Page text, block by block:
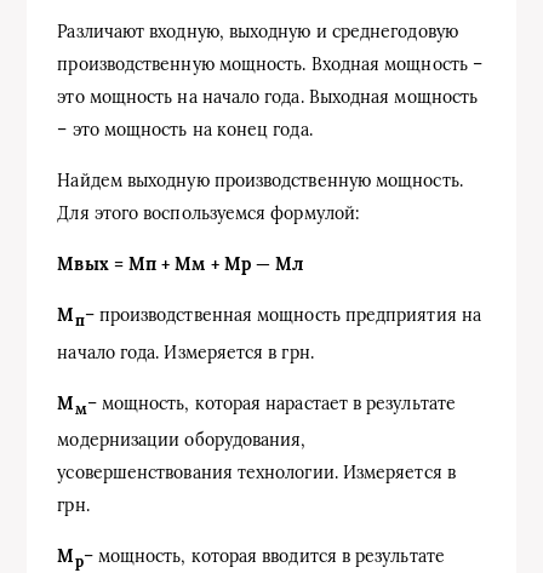
Различают входную, выходную и среднегодовую
производственную мощность. Входная мощность –
это мощность на начало года. Выходная мощность
– это мощность на конец года.
Найдем выходную производственную мощность.
Для этого воспользуемся формулой:
Мвых = Мп + Мм + Мр — Мл
Мп– производственная мощность предприятия на
начало года. Измеряется в грн.
Мм– мощность, которая нарастает в результате
модернизации оборудования,
усовершенствования технологии. Измеряется в
грн.
Мр– мощность, которая вводится в результате